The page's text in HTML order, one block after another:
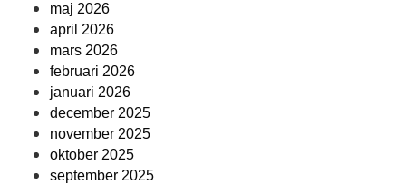
maj 2026
april 2026
mars 2026
februari 2026
januari 2026
december 2025
november 2025
oktober 2025
september 2025